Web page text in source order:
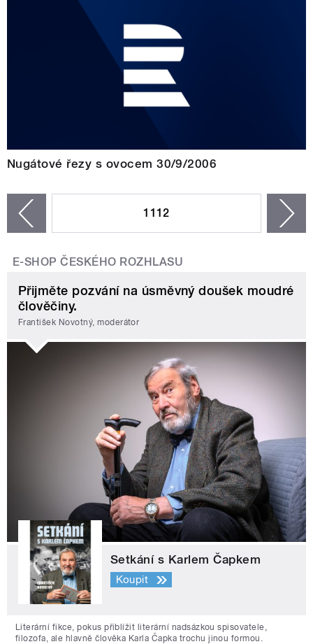
Nugátové řezy s ovocem 30/9/2006
1112
E-SHOP ČESKÉHO ROZHLASU
Přijměte pozvání na úsměvný doušek moudré
člověčiny.
František Novotný, moderátor
Setkání s Karlem Čapkem
Koupit
Literární fikce, pokus přiblížit literární nadsázkou spisovatele,
filozofa, ale hlavně člověka Karla Čapka trochu jinou formou.